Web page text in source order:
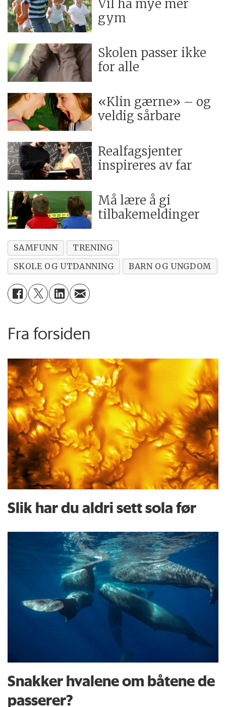
Vil ha mye mer
gym
Skolen passer ikke
for alle
«Klin gærne» – og
veldig sårbare
Realfagsjenter
inspireres av far
Må lære å gi
tilbakemeldinger
SAMFUNN
TRENING
SKOLE OG UTDANNING
BARN OG UNGDOM
Fra forsiden
Slik har du aldri sett sola før
Snakker hvalene om båtene de
passerer?